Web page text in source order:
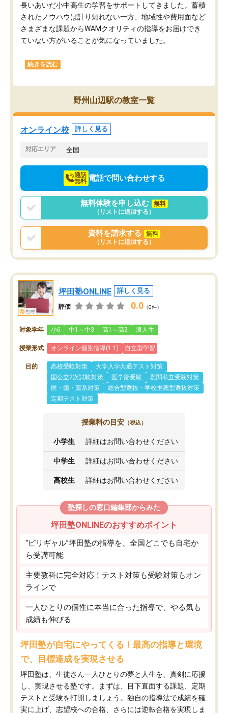
長いあいだ小中高生の学習をサポートしてきました。蓄積
されたノウハウは計り知れない一方、地域性や費用面など
さまざまな課題からWAMクオリティの指導をお届けでき
ていない方がいることが気になっていました。
続きを読む
野州山辺駅の教室一覧
オンライン校 詳しく見る
対応エリア 全国
通話
無料 電話で問い合わせする
無料体験を申し込む
無料
（リストに追加する）
資料を請求する
無料
（リストに追加する）
坪田塾ONLINE 詳しく見る
評価 0.0 （0件）
対象学年 小6 中1～中3 高1～高3 浪人生
授業形式 オンライン個別指導(1:1) 自立型学習
目的 高校受験対策
大学入学共通テスト対策
国公立2次試験対策
医学部受験
難関私立受験対策
医・歯・薬系対策
総合型選抜・学校推薦型選抜対策
定期テスト対策
授業料の目安 （税込）
小学生 詳細はお問い合わせください
中学生 詳細はお問い合わせください
高校生 詳細はお問い合わせください
塾探しの窓口編集部からみた
坪田塾ONLINEのおすすめポイント
“ビリギャル”坪田塾の指導を、全国どこでも自宅か
ら受講可能
主要教科に完全対応！テスト対策も受験対策もオン
ラインで
一人ひとりの個性に本当に合った指導で、やる気も
成績も伸びる
坪田塾が自宅にやってくる！最高の指導と環境
で、目標達成を実現させる
坪田塾は、生徒さん一人ひとりの夢と人生を、真剣に応援
し、実現させる塾です。まずは、目下直面する課題、定期
テストと受験を打開しましょう。独自の指導法で成績を確
実に上げ、志望校への合格、さらには逆転合格を実現しま